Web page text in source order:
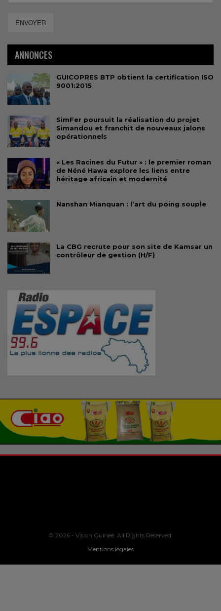
ENVOYER
ANNONCES
GUICOPRES BTP obtient la certification ISO
9001:2015
SimFer poursuit la réalisation du projet
Simandou et franchit de nouveaux jalons
opérationnels
« Les Racines du Futur » : le premier roman
de Néné Hawa explore les liens entre
héritage africain et modernité
Nanshan Mianquan : l’art du poing souple
La CBG recrute pour son site de Kamsar un
contrôleur de gestion (H/F)
© 2026 - Vision Guinee. All Rights Reserved.
Mentions légales